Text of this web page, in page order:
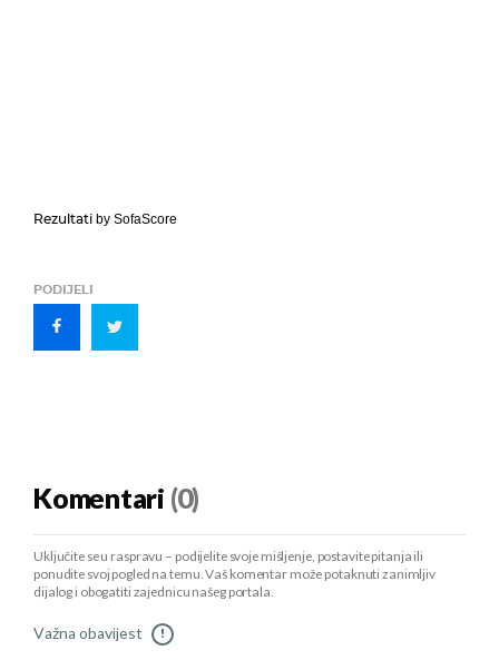
Rezultati by SofaScore
PODIJELI
Komentari (0)
Uključite se u raspravu – podijelite svoje mišljenje, postavite pitanja ili
ponudite svoj pogled na temu. Vaš komentar može potaknuti zanimljiv
dijalog i obogatiti zajednicu našeg portala.
Važna obavijest !